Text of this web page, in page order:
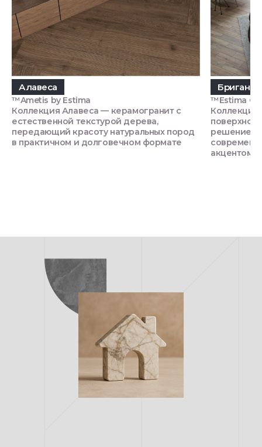
Алавеса
™Ametis by Estima
Коллекция Алавеса — керамогранит с
естественной текстурой дерева,
передающий красоту натуральных пород
в практичном и долговечном формате
™Estima
Коллекция
решением
акцентом